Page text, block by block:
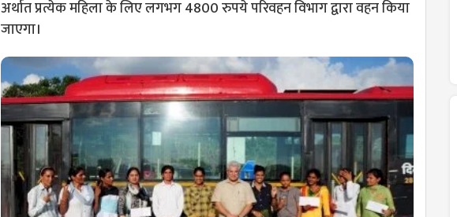
अर्थात प्रत्येक महिला के लिए लगभग 4800 रुपये परिवहन विभाग द्वारा वहन किया
जाएगा।